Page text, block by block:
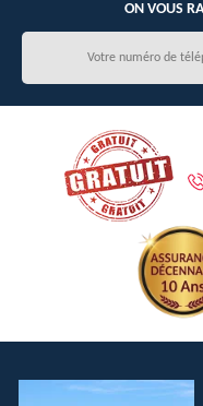
ON VOUS